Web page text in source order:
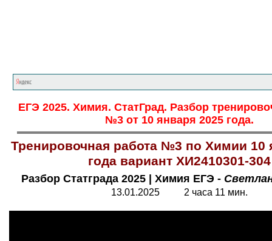
ЕГЭ 2025. Химия. СтатГрад. Разбор
№3 от 10 января 2025 года.
Тренировочная работа №3 по Химии 10
года вариант ХИ2410301-304
Разбор Статграда 2025 Химия ЕГЭ -
13.01.2025 2 часа 11 мин.